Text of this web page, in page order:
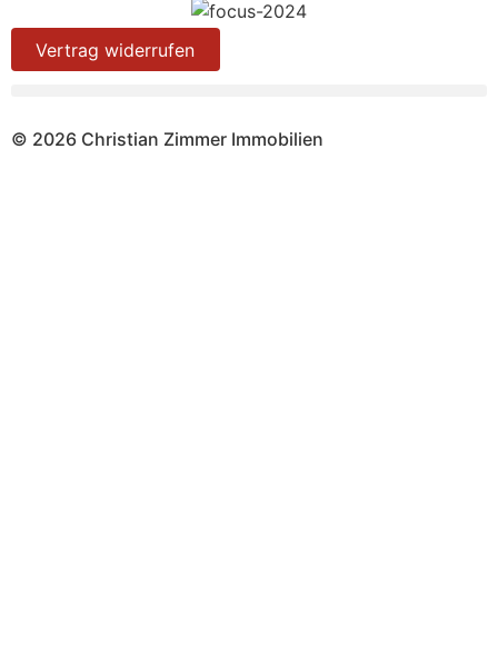
Vertrag widerrufen
© 2026 Christian Zimmer Immobilien